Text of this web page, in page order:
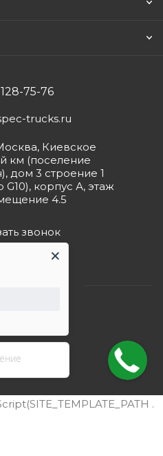
75-76
trucks.ru
Киевское
км (поселение
дом 3 строение 1
G10), корпус А, этаж
4.5
звонок
.